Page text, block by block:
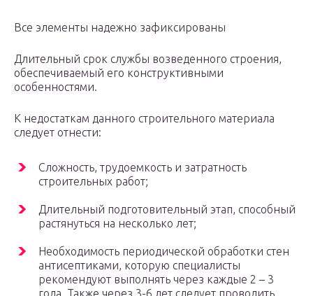
Все элементы надежно зафиксированы
Длительный срок службы возведенного строения,
обеспечиваемый его конструктивными
особенностями.
К недостаткам данного строительного материала
следует отнести:
Сложность, трудоемкость и затратность
строительных работ;
Длительный подготовительный этап, способный
растянуться на несколько лет;
Необходимость периодической обработки стен
антисептиками, которую специалисты
рекомендуют выполнять через каждые 2 – 3
года. Также через 3-6 лет следует проводить